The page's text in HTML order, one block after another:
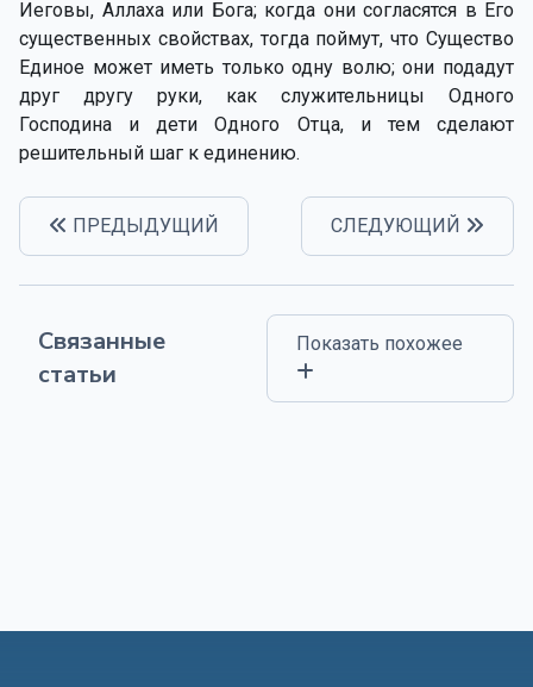
Иеговы, Аллаха или Бога; когда они согласятся в Его
существенных свойствах, тогда поймут, что Существо
Единое может иметь только одну волю; они подадут
друг другу руки, как служительницы Одного
Господина и дети Одного Отца, и тем сделают
решительный шаг к единению.
ПРЕДЫДУЩИЙ СЛЕДУЮЩИЙ
Связанные
статьи
Показать похожее